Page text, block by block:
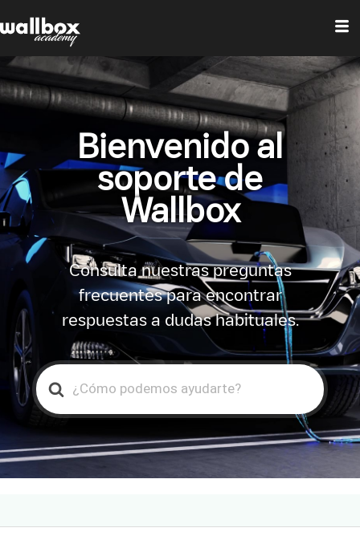
Bienvenido al
soporte de
Wallbox
Consulta nuestras preguntas
frecuentes para encontrar
respuestas a dudas habituales.
Search
For